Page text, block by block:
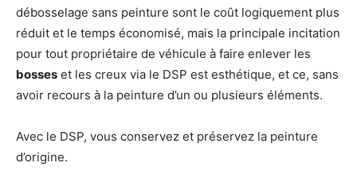
débosselage sans peinture sont le coût logiquement plus
réduit et le temps économisé, mais la principale incitation
pour tout propriétaire de véhicule à faire enlever les
bosses et les creux via le DSP est esthétique, et ce, sans
avoir recours à la peinture d’un ou plusieurs éléments.
Avec le DSP, vous conservez et préservez la peinture
d’origine.